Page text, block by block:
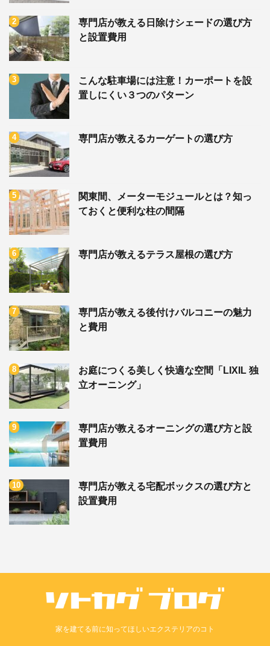
専門店が教える日除けシェードの選び方
と設置費用
こんな駐車場には注意！カーポートを設
置しにくい３つのパターン
専門店が教えるカーゲートの選び方
関東間、メーターモジュールとは？知っ
ておくと便利な柱の間隔
専門店が教えるテラス屋根の選び方
専門店が教える後付けバルコニーの魅力
と費用
お庭につくる美しく快適な空間「LIXIL 独
立オーニング」
専門店が教えるオーニングの選び方と設
置費用
専門店が教える宅配ボックスの選び方と
設置費用
家を建てる前に知ってほしいエクステリアのコト